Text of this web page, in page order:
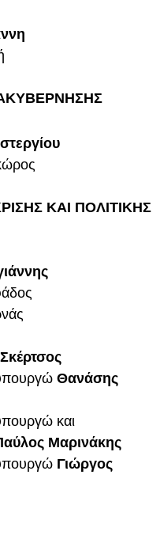
ΚΑΙ ΠΟΛΙΤΙΚΗΣ
Θανάσης
και
Μαρινάκης
Γιώργος